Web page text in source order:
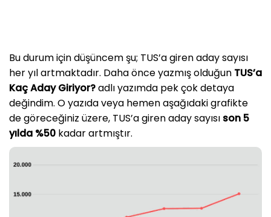
Bu durum için düşüncem şu; TUS’a giren aday sayısı
her yıl artmaktadır. Daha önce yazmış olduğun TUS’a
Kaç Aday Giriyor?adlı yazımda pek çok detaya
değindim. O yazıda veya hemen aşağıdaki grafikte
de göreceğiniz üzere, TUS’a giren aday sayısı son 5
yılda %50 kadar artmıştır.